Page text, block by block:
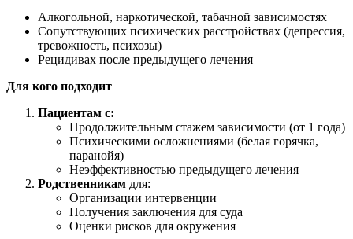
Алкогольной, наркотической, табачной зависимостях
Сопутствующих психических расстройствах (депрессия,
тревожность, психозы)
Рецидивах после предыдущего лечения
Для кого подходит
Пациентам с:
Продолжительным стажем зависимости (от 1 года)
Психическими осложнениями (белая горячка,
паранойя)
Неэффективностью предыдущего лечения
Родственникам для:
Организации интервенции
Получения заключения для суда
Оценки рисков для окружения